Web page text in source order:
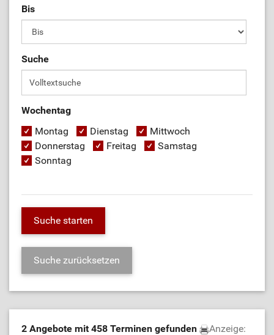
Bis
Suche
Wochentag
Montag
Dienstag
Mittwoch
Donnerstag
Freitag
Samstag
Sonntag
2 Angebote mit 458 Terminen gefunden
Anzeige: